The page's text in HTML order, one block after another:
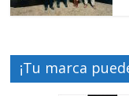
¡Tu marca